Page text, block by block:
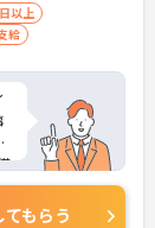
以上
給
もらう